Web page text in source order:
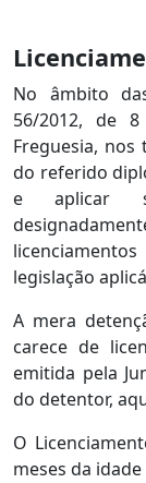
No âmbito
56/2012, de
Freguesia,
do referido
e aplicar
legislação
A mera
carece de
emitida pela
do detentor,
O
meses da